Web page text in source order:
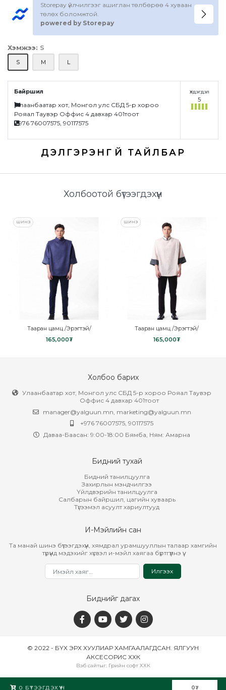
Storepay үйлчилгээг ашиглан төлбөрөө 4 хуваан
төлөх боломжтой.
powered by Storepay
Хэмжээ: S
S M L
Байршил
Улаанбаатар хот, Монгол улс СБД 5-р хороо
Рояал Таувэр Оффис 4 давхар 401тоот
+976 76007575, 90117575
Үлдэгдэл
5
Үзүүлэлтүүд
Холбоотой бүтээгдэхүүн
ШИНЭ
Тааран цамц /Эрэгтэй/
165,000₮
ШИНЭ
Тааран цамц /Эрэгтэй/
165,000₮
Холбоо барих
Улаанбаатар хот, Монгол улс СБД 5-р хороо Рояал Таувэр
Оффис 4 давхар 401тоот
manager@yalguun.mn marketing@yalguun.mn
+976 76007575, 90117575
Даваа-Баасан: 9:00-18:00 Бямба, Ням: Амарна
Бидний тухай
Бидний танилцуулга
Захирлын мэндчилгээ
Үйлдвэрийн танилцуулга
Салбарын байршил, цагийн хуваарь
Түгээмэл асуулт хариултууд
И-Мэйлийн сан
Та манай шинэ бүтээгдэхүүн, хямдрал урамшууллын талаар хамгийн
түрүүнд мэдэхийг хүсвэл и-мэйл хаягаа бүртгүүлнэ үү.
Илгээх
Биднийг дагах
© 2022 - БҮХ ЭРХ ХУУЛИАР ХАМГААЛАГДСАН. ЯЛГУУН
АКСЕСОРИС ХХК
Вэб сайтыг: Грийн софт ХХК
0 БҮТЭЭГДЭХҮҮН 0₮